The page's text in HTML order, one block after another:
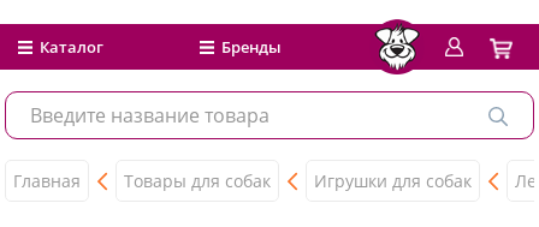
Каталог Бренды
Главная Товары для собак Игрушки для собак